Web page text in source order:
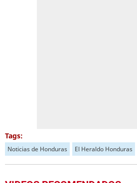
Tags:
Noticias de Honduras El Heraldo Honduras